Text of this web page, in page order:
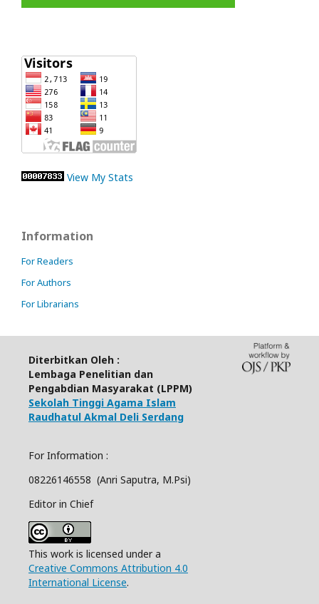
View My Stats
Information
For Readers
For Authors
For Librarians
Diterbitkan Oleh :
Lembaga Penelitian dan
Pengabdian Masyarakat (LPPM)
Sekolah Tinggi Agama Islam
Raudhatul Akmal Deli Serdang
For Information :
08226146558 (Anri Saputra, M.Psi)
Editor in Chief
This work is licensed under a
Creative Commons Attribution 4.0
International License.